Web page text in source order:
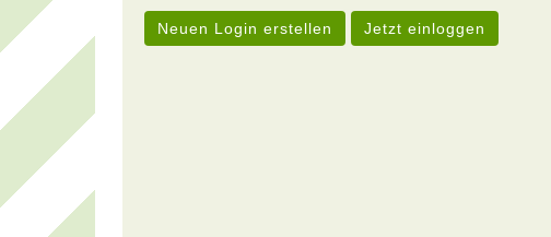
Neuen Login erstellen Jetzt einloggen